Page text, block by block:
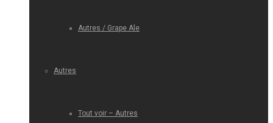
Autres / Grape Ale
Autres
Tout voir – Autres